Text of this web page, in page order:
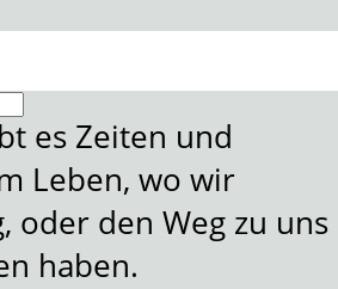
es Zeiten und
Leben, wo wir
oder den Weg zu uns
haben.